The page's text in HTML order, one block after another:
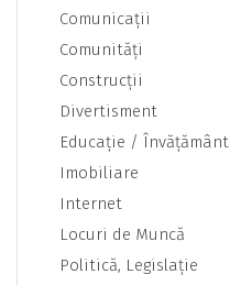
Comunicaţii
Comunităţi
Construcţii
Divertisment
Educaţie / Învăţământ
Imobiliare
Internet
Locuri de Muncă
Politică, Legislaţie